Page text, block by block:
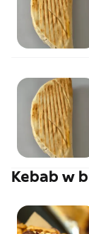
Kebab w